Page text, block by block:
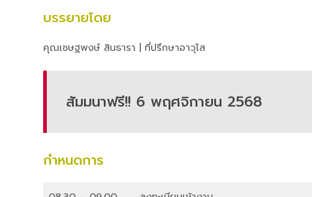
บรรยายโดย
คุณเชษฐพงษ์ สินธารา | ที่ปรึกษาอาวุโส
สัมมนาฟรี!! 6 พฤศจิกายน 2568
กำหนดการ